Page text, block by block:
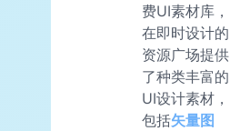
费UI素材库，
在即时设计的
资源广场提供
了种类丰富的
UI设计素材，
包括矢量图